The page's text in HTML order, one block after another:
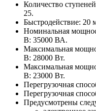
Количество
25.
Быстродействие: 20
Номинальная
В: 35000 ВА.
Максимальная
В: 28000 Вт.
Максимальная
В: 23000 Вт.
Перегрузочная
Перегрузочная
Предусмотрены